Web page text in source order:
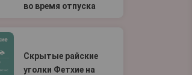
во время отпуска
Скрытые райские
уголки Фетхие на